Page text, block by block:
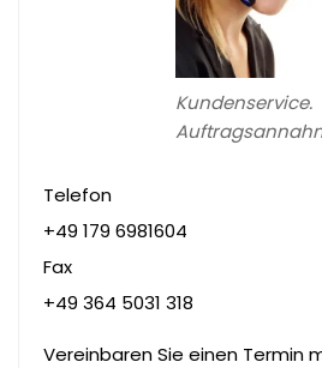
Kundenservice.
Telefon
+49 179 6981604
Fax
+49 364 5031 318
Vereinbaren Sie einen Termin